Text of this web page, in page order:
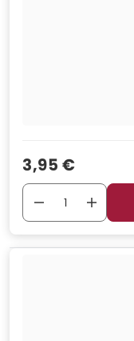
Verkaufspreis
3,95 €